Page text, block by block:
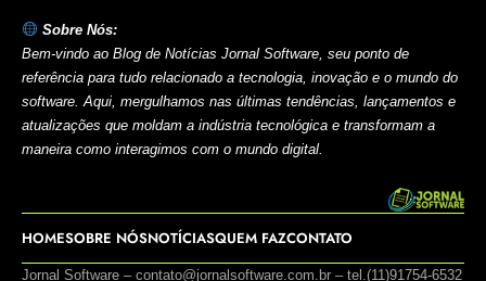
Sobre Nós:
Bem-vindo ao Blog de Notícias Jornal Software, seu ponto de
referência para tudo relacionado a tecnologia, inovação e o mundo do
software. Aqui, mergulhamos nas últimas tendências, lançamentos e
atualizações que moldam a indústria tecnológica e transformam a
maneira como interagimos com o mundo digital.
HOMESOBRE NÓSNOTÍCIASQUEM FAZCONTATO
Jornal Software – contato@jornalsoftware.com.br – tel.(11)91754-6532